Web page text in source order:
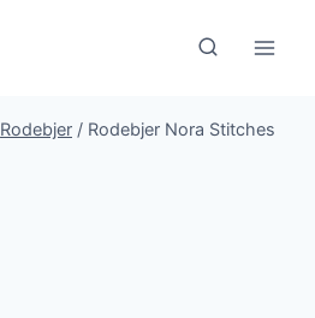
Rodebjer / Rodebjer Nora Stitches